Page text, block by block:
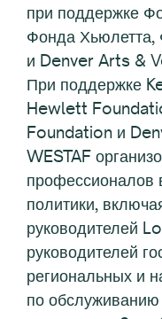
при поддержке
Фонда
и Denver Arts &
При поддержке
Hewlett
Foundation и
WESTAF
профессионалов
политики,
руководителей
руководителей
региональных и
по обслуживанию